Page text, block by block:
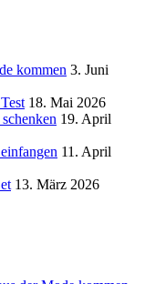
kommen 3. Juni
18. Mai 2026
19. April
11. April
13. März 2026